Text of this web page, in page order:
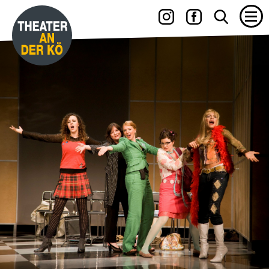
09.10.2026 – 15.11.2026
DER RAUSCH
mit JENS HAJEK, RON SPIEẞ, DIRK EMMERT u. a.
15.06. – 27.06.2027
YES, WE CAMP
mit WILLI THOMCZYK, DANA GOLOMBEK VON SENDEN, RENÉ
HEINERSDORFF u. a.
Die Camper sind zurück!